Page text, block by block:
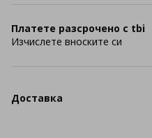
Платете разсрочено с tbi
Изчислете вноските си
Доставка